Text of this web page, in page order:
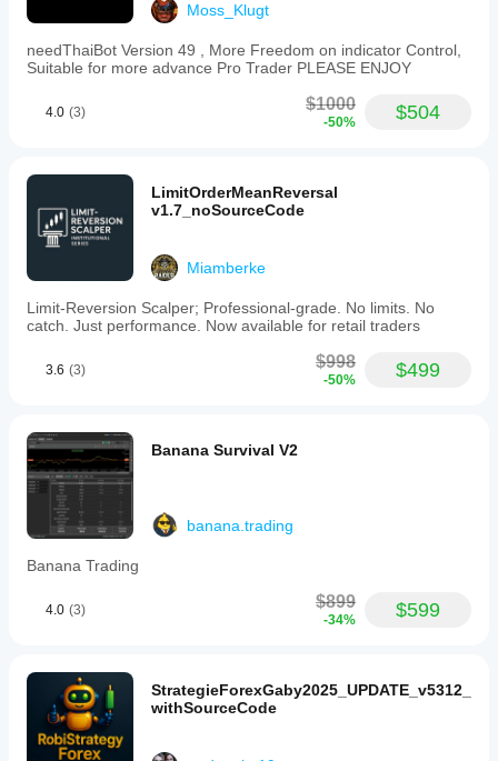
Moss_Klugt
needThaiBot Version 49 , More Freedom on indicator Control,
Suitable for more advance Pro Trader PLEASE ENJOY
4.0 (3) $1000
-50% $504
LimitOrderMeanReversal
v1.7_noSourceCode
Miamberke
Limit-Reversion Scalper; Professional-grade. No limits. No
catch. Just performance. Now available for retail traders
3.6 (3) $998
-50% $499
Banana Survival V2
banana.trading
Banana Trading
4.0 (3) $899
-34% $599
StrategieForexGaby2025_UPDATE_v5312_
withSourceCode